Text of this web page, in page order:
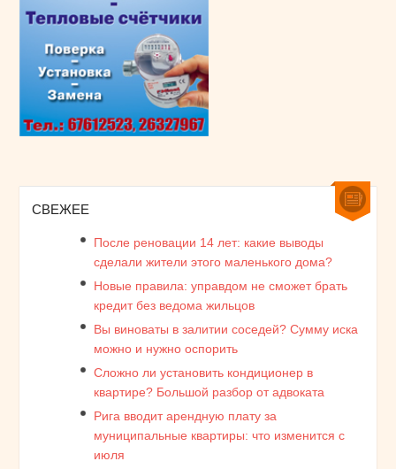
СВЕЖЕЕ
После реновации 14 лет: какие выводы
сделали жители этого маленького дома?
Новые правила: управдом не сможет брать
кредит без ведома жильцов
Вы виноваты в залитии соседей? Сумму иска
можно и нужно оспорить
Сложно ли установить кондиционер в
квартире? Большой разбор от адвоката
Рига вводит арендную плату за
муниципальные квартиры: что изменится с
июля